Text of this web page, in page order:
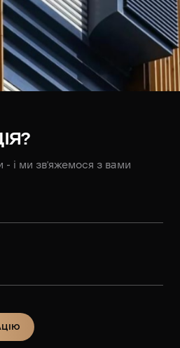
- і ми зв’яжемося з вами